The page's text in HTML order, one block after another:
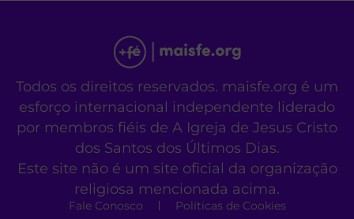
Todos os direitos reservados. maisfe.org é um
esforço internacional independente liderado
por membros fiéis de A Igreja de Jesus Cristo
dos Santos dos Últimos Dias.
Este site não é um site oficial da organização
religiosa mencionada acima.
Fale Conosco Políticas de Cookies